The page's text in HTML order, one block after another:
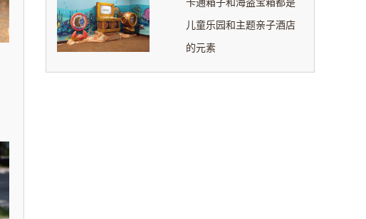
儿童乐园和主题亲子酒店
的元素